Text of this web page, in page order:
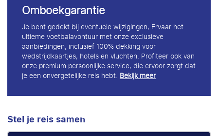
Omboekgarantie
Je bent gedekt bij eventuele wijzigingen, Ervaar het
ultieme voetbalavontuur met onze exclusieve
aanbiedingen, inclusief 100% dekking voor
wedstrijdkaartjes, hotels en vluchten. Profiteer ook van
onze premium persoonlijke service, die ervoor zorgt dat
je een onvergetelijke reis hebt.Bekijk meer
Stel je reis samen